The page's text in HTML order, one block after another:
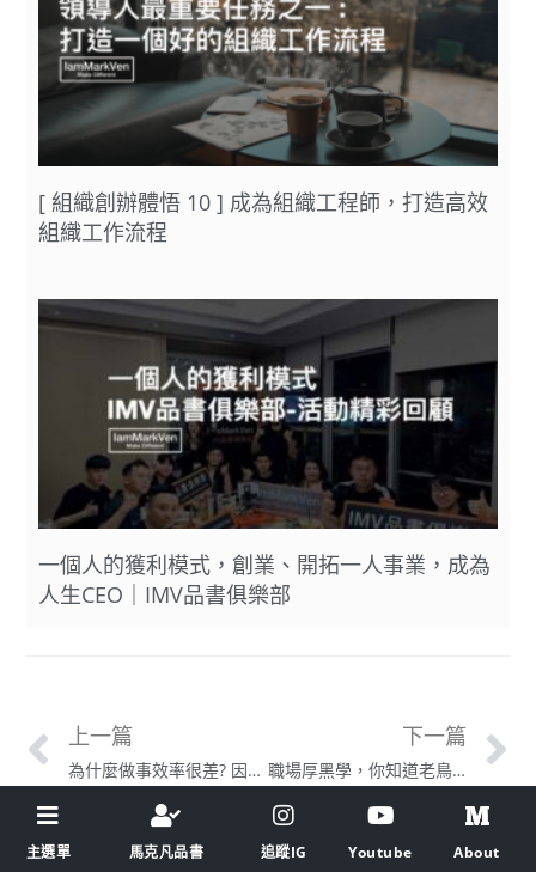
[ 組織創辦體悟 10 ] 成為組織工程師，打造高效
組織工作流程
一個人的獲利模式，創業、開拓一人事業，成為
人生CEO｜IMV品書俱樂部
上一篇
為什麼做事效率很差? 因為你總是在讓腦袋多工處理! 瞎忙的真相
下一篇
職場厚黑學，你知道老鳥如何收割嗎? 新人如何生存?
主選單 馬克凡品書 追蹤IG Youtube About